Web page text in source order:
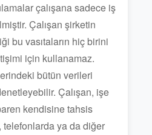
çalışana sadece iş
Çalışan şirketin
bu vasıtaların hiç birini
için kullanamaz.
bütün verileri
Çalışan, işe
kendisine tahsis
ya da diğer